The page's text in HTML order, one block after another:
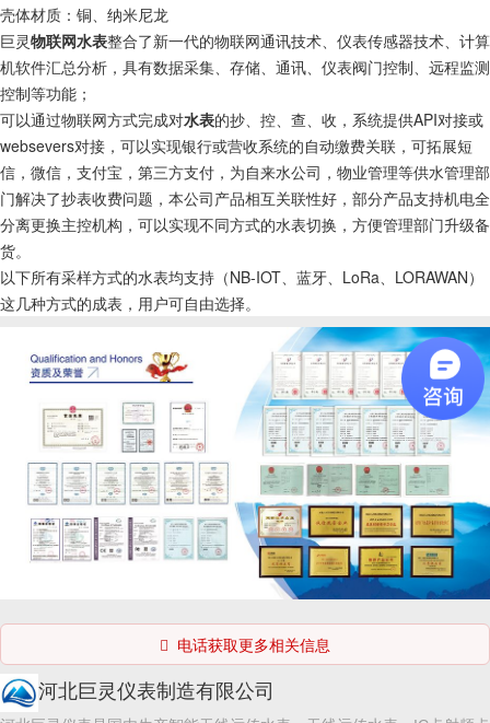
壳体材质：铜、纳米尼龙
巨灵物联网水表整合了新一代的物联网通讯技术、仪表传感器技术、计算
机软件汇总分析，具有数据采集、存储、通讯、仪表阀门控制、远程监测
控制等功能；
可以通过物联网方式完成对水表的抄、控、查、收，系统提供API对接或
websevers对接，可以实现银行或营收系统的自动缴费关联，可拓展短
信，微信，支付宝，第三方支付，为自来水公司，物业管理等供水管理部
门解决了抄表收费问题，本公司产品相互关联性好，部分产品支持机电全
分离更换主控机构，可以实现不同方式的水表切换，方便管理部门升级备
货。
以下所有采样方式的水表均支持（NB-IOT、蓝牙、LoRa、LORAWAN）
这几种方式的成表，用户可自由选择。
 电话获取更多相关信息
河北巨灵仪表制造有限公司